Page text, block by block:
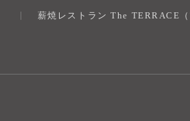
薪焼レストラン The TERRACE（